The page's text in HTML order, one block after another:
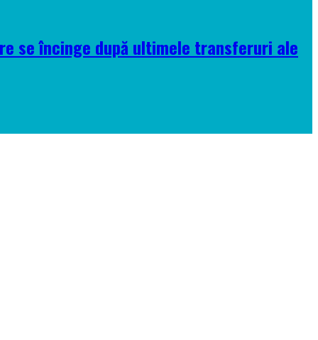
se încinge după ultimele transferuri ale